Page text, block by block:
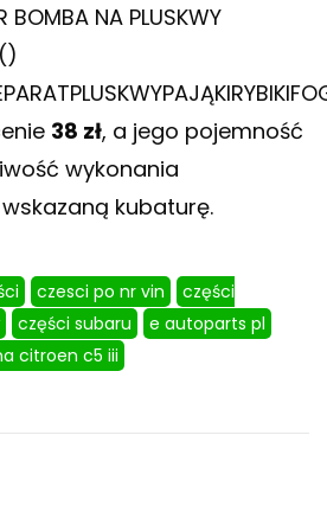
BOMBA NA PLUSKWY
38 zł, a jego pojemność
wykonania
kubaturę.
czesci po nr vin
części
części subaru
e autoparts pl
citroen c5 iii